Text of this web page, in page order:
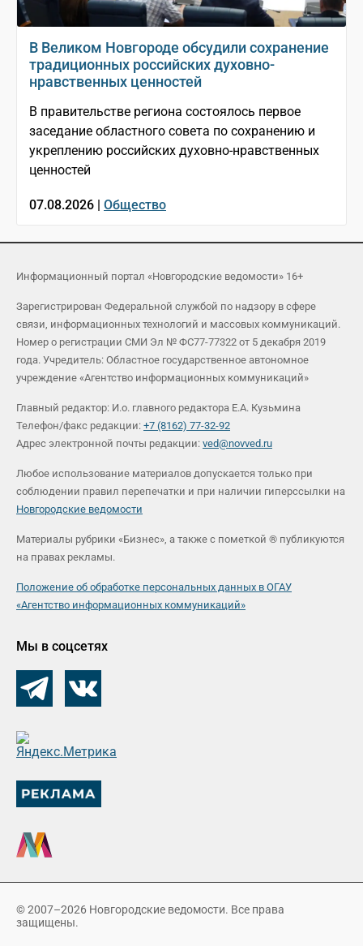
В Великом Новгороде обсудили сохранение
традиционных российских духовно-
нравственных ценностей
В правительстве региона состоялось первое
заседание областного совета по сохранению и
укреплению российских духовно-нравственных
ценностей
07.08.2026 | Общество
Информационный портал «Новгородские ведомости» 16+
Зарегистрирован Федеральной службой по надзору в сфере
связи, информационных технологий и массовых коммуникаций.
Номер о регистрации СМИ Эл № ФС77-77322 от 5 декабря 2019
года. Учредитель: Областное государственное автономное
учреждение «Агентство информационных коммуникаций»
Главный редактор: И.о. главного редактора Е.А. Кузьмина
Телефон/факс редакции: +7 (8162) 77-32-92
Адрес электронной почты редакции: ved@novved.ru
Любое использование материалов допускается только при
соблюдении правил перепечатки и при наличии гиперссылки на
Новгородские ведомости
Материалы рубрики «Бизнес», а также с пометкой ® публикуются
на правах рекламы.
Положение об обработке персональных данных в ОГАУ
«Агентство информационных коммуникаций»
Мы в соцсетях
© 2007–2026 Новгородские ведомости. Все права
защищены.